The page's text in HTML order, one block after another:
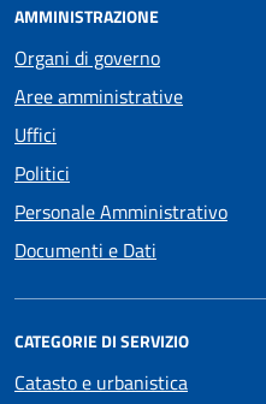
AMMINISTRAZIONE
Organi di governo
Aree amministrative
Uffici
Politici
Personale Amministrativo
Documenti e Dati
CATEGORIE DI SERVIZIO
Catasto e urbanistica